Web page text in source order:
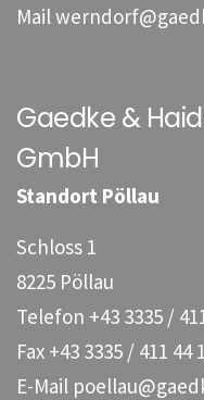
Mail
Gaedke &
GmbH
Standort Pöllau
Schloss 1
8225 Pöllau
Telefon +43 3335 /
Fax +43 3335 / 411 44
E-Mail